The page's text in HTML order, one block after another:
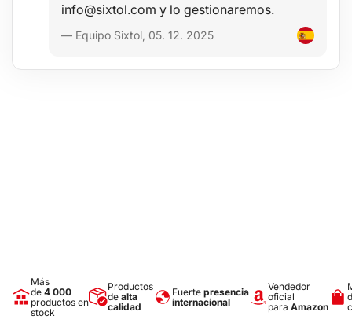
info@sixtol.com y lo gestionaremos.
— Equipo Sixtol, 05. 12. 2025
Más
de 4 000
productos en
stock
Productos
de alta
calidad
Fuerte presencia
internacional
Vendedor
oficial
para Amazon